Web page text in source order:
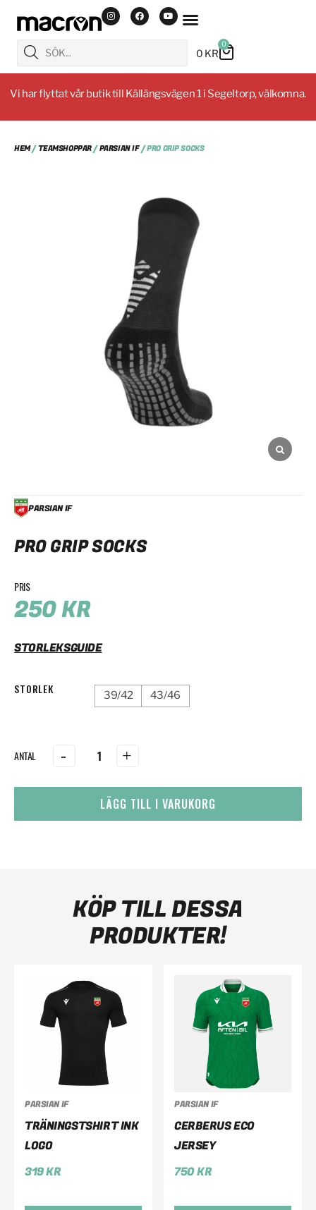
0 KR
0
Vi har flyttat vår butik till Källängsvägen 1 i Segeltorp, välkomna.
HEM/TEAMSHOPPAR/PARSIAN IF/ PRO GRIP SOCKS
PARSIAN IF
PRO GRIP SOCKS
250KR
STORLEKSGUIDE
STORLEK 39/42 43/46
- +
LÄGG TILL I VARUKORG
KÖP TILL DESSA
PRODUKTER!
PARSIAN IF
TRÄNINGSTSHIRT INK
LOGO
319KR
PARSIAN IF
CERBERUS ECO
JERSEY
750KR